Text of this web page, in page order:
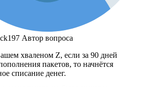
Автор вопроса
хваленом Z, если за 90 дней
пакетов, то начнётся
списание денег.